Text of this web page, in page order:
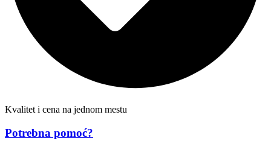
Kvalitet i cena na jednom mestu
Potrebna pomoć?